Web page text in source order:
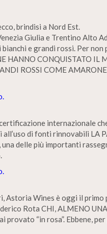
brindisi a Nord Est.
Giulia e Trentino Alto
e grandi rossi. Per non
HANNO CONQUISTATO IL
ROSSI COME
internazionale
di fonti rinnovabili LA
una delle più importanti
Astoria Wines è oggi il
Rota CHI, ALMENO
provato “in rosa”. Ebbene,